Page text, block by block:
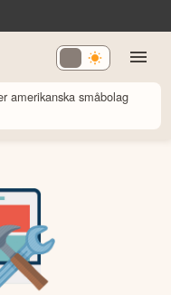
amerikanska småbolag